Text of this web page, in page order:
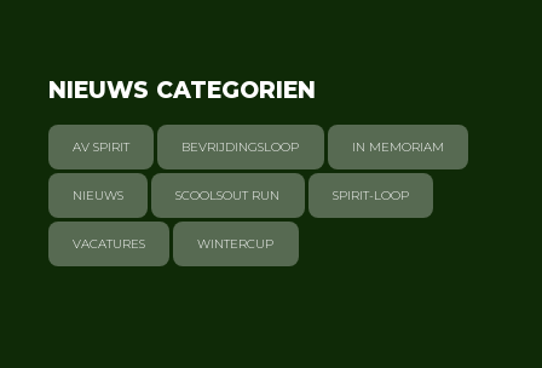
NIEUWS CATEGORIEN
AV SPIRIT BEVRIJDINGSLOOP IN MEMORIAM
NIEUWS SCOOLSOUT RUN SPIRIT-LOOP
VACATURES WINTERCUP